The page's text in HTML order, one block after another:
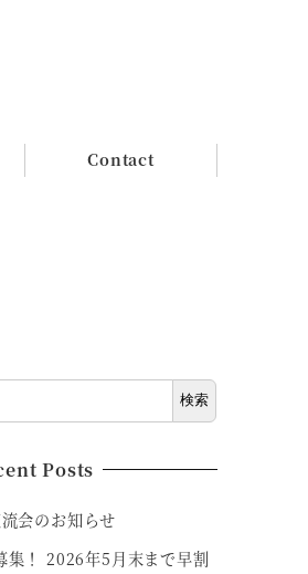
Contact
検索
Posts
会のお知らせ
集！ 2026年5月末まで早割